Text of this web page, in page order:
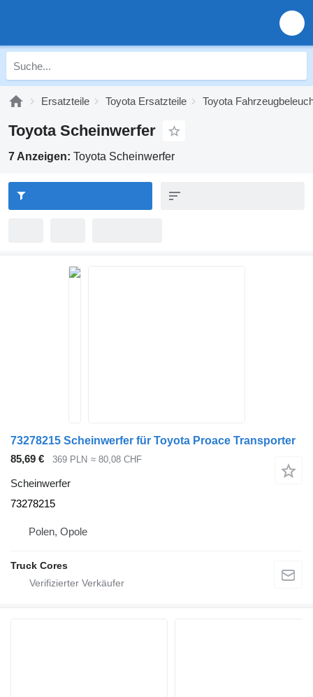
Ersatzteile Toyota Ersatzteile Toyota
Toyota Scheinwerfer
7 Anzeigen: Toyota Scheinwerfer
73278215 Scheinwerfer für Toyota Proace Transporter
85,69 €
369 PLN ≈ 80,08 CHF
Scheinwerfer
73278215
Polen, Opole
Truck Cores